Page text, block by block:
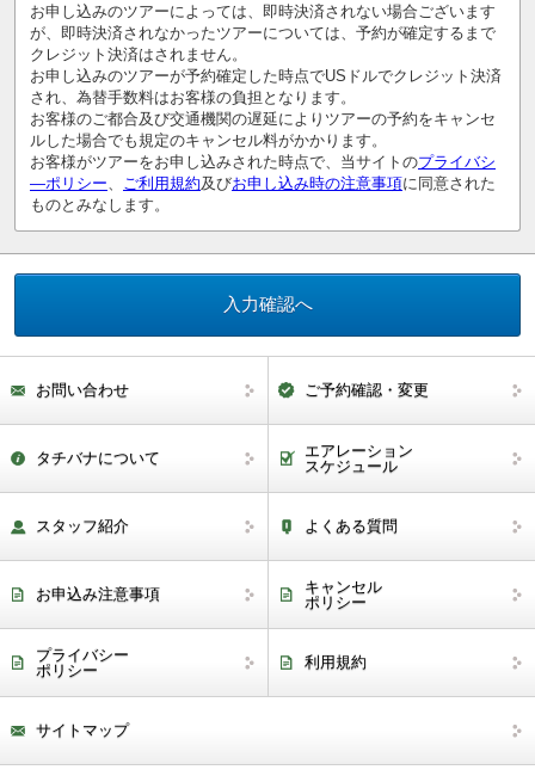
お申し込みのツアーによっては、即時決済されない場合ございます
が、即時決済されなかったツアーについては、予約が確定するまで
クレジット決済はされません。
お申し込みのツアーが予約確定した時点でUSドルでクレジット決済
され、為替手数料はお客様の負担となります。
お客様のご都合及び交通機関の遅延によりツアーの予約をキャンセ
ルした場合でも規定のキャンセル料がかかります。
お客様がツアーをお申し込みされた時点で、当サイトのプライバシ
―ポリシー
ご利用規約及びお申し込み時の注意事項に同意された
ものとみなします。
お問い合わせ ご予約確認・変更
タチバナについて
エアレーション
スケジュール
スタッフ紹介 よくある質問
お申込み注意事項
キャンセル
ポリシー
プライバシー
ポリシー
利用規約
サイトマップ